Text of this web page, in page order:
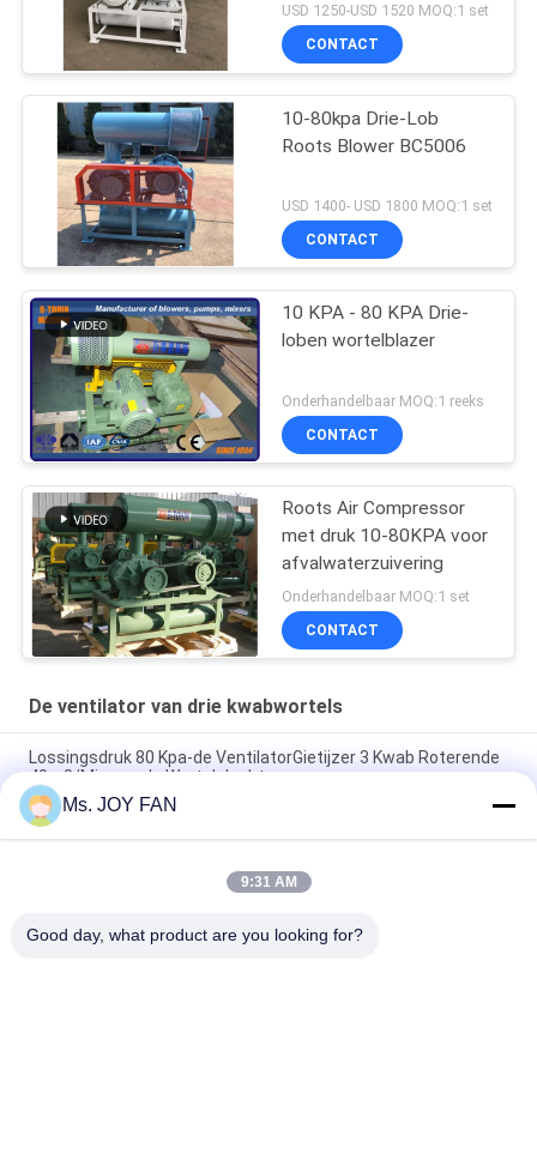
USD 1250-USD 1520 MOQ:1 set
CONTACT
10-80kpa Drie-Lob
Roots Blower BC5006
USD 1400- USD 1800 MOQ:1 set
CONTACT
10 KPA - 80 KPA Drie-
loben wortelblazer
Onderhandelbaar MOQ:1 reeks
CONTACT
Roots Air Compressor
met druk 10-80KPA voor
afvalwaterzuivering
Onderhandelbaar MOQ:1 set
CONTACT
De ventilator van drie kwabwortels
Lossingsdruk 80 Kpa-de VentilatorGietijzer 3 Kwab Roterende
40m3/Min van de Wortelslucht
10" 80kpa 71.52m3/Min 132kw gietijzeren drie-loben
wortelblazer
DN200 het water koelde de Ventilator maximumdruk 100KPA
Ms. JOY FAN
9:31 AM
Good day, what product are you looking for?